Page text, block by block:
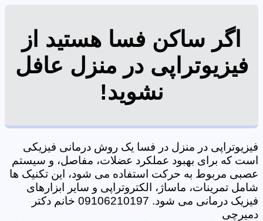
اگر ساکن فسا هستید از
فیزیوتراپی در منزل عافل
نشوید!
فیزیوتراپی در منزل در فسا یک روش درمانی فیزیکی
است که برای بهبود عملکرد عضلات، مفاصل، و سیستم
عصبی مربوط به حرکت استفاده می شود، این تکنیک ها
شامل تمرینات، ماساژ، الکتروتراپی و سایر ابزارهای
فیزیک درمانی می شود. 09106210197 خانم دکتر
دمیرچی